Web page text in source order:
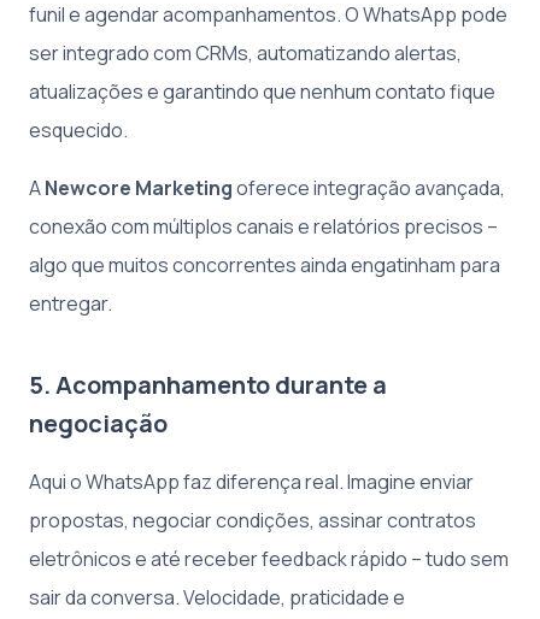
funil e agendar acompanhamentos. O WhatsApp pode
ser integrado com CRMs, automatizando alertas,
atualizações e garantindo que nenhum contato fique
esquecido.
ANewcore Marketingoferece integração avançada,
conexão com múltiplos canais e relatórios precisos –
algo que muitos concorrentes ainda engatinham para
entregar.
5. Acompanhamento durante a
negociação
Aqui o WhatsApp faz diferença real. Imagine enviar
propostas, negociar condições, assinar contratos
eletrônicos e até receber feedback rápido – tudo sem
sair da conversa. Velocidade, praticidade e